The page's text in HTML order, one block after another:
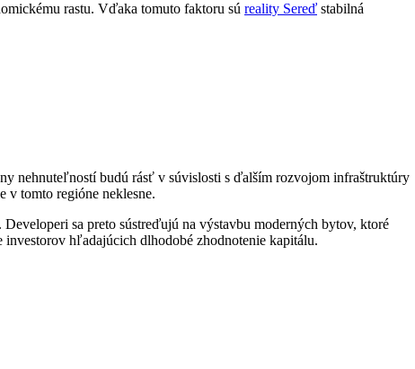
rastu. Vďaka tomuto faktoru sú reality Sereď stabilná
nehnuteľností budú rásť v súvislosti s ďalším rozvojom infraštruktúry
v tomto regióne neklesne.
sa preto sústreďujú na výstavbu moderných bytov, ktoré
hľadajúcich dlhodobé zhodnotenie kapitálu.